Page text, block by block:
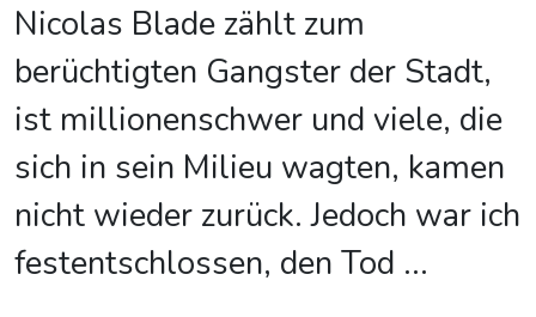
Nicolas Blade zählt zum
berüchtigten Gangster der Stadt,
ist millionenschwer und viele, die
sich in sein Milieu wagten, kamen
nicht wieder zurück. Jedoch war ich
festentschlossen, den Tod ...